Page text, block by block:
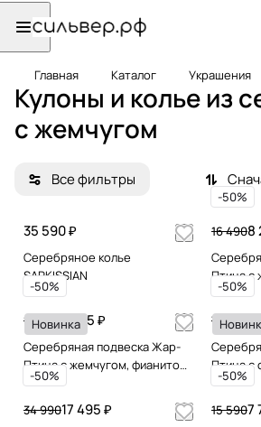
Главная Каталог Украшения
Кулоны и колье из
с жемчугом
Все фильтры
35 590 ₽
Серебряное колье
SARKISSIAN
-50%
8
16 490
Птица с
Новинка
-50%
6 445 ₽
12 890
Серебряная подвеска Жар-
Птица с жемчугом, фианитом,
эмалью и позолотой
-50%
3
7 590
Птица с
-50%
17 495 ₽
34 990
-50%
7
15 590